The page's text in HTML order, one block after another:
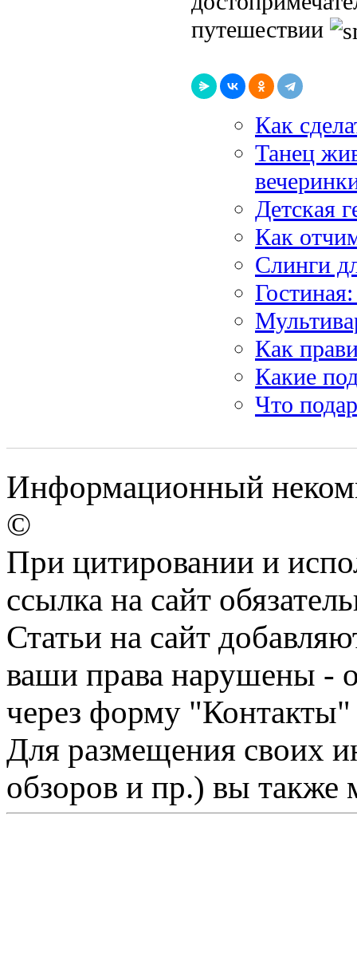
путешествии
Как
Танец
Детская
Как
Слинги
Как
Какие
Что
Информационный
©
При цитировании и
ссылка на сайт
Статьи на сайт
ваши права нарушены -
через форму "Контакты"
Для размещения своих
обзоров и пр.) вы также